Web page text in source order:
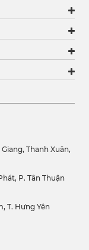
Thanh Xuân,
P. Tân Thuận
T. Hưng Yên